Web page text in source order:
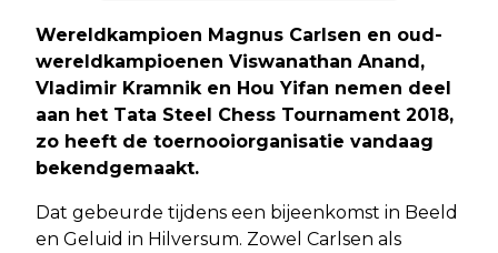
Wereldkampioen Magnus Carlsen en oud-
wereldkampioenen Viswanathan Anand,
Vladimir Kramnik en Hou Yifan nemen deel
aan het Tata Steel Chess Tournament 2018,
zo heeft de toernooiorganisatie vandaag
bekendgemaakt.
Dat gebeurde tijdens een bijeenkomst in Beeld
en Geluid in Hilversum. Zowel Carlsen als